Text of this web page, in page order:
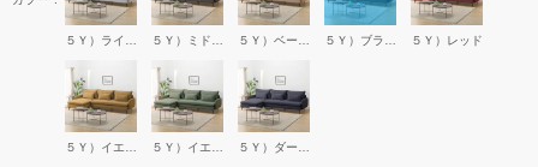
５Ｙ）レッド